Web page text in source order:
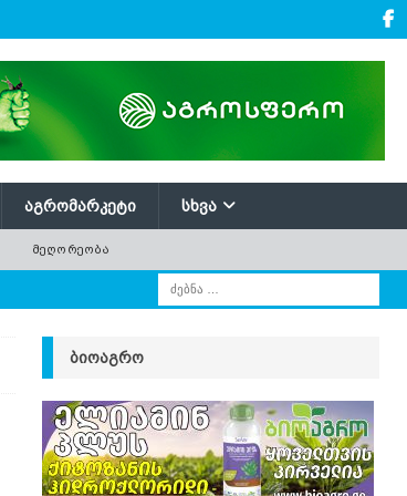
ᲐᲒᲠᲝᲛᲐᲠᲙᲔᲢᲘ ᲡᲮᲕᲐ
ᲛᲔᲦᲝᲠᲔᲝᲑᲐ
ᲑᲘᲝᲐᲒᲠᲝ